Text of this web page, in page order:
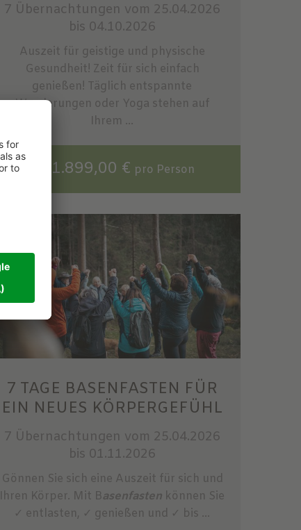
7 Übernachtungen vom 25.04.2026
bis 04.10.2026
Auszeit für geistige und physische
Gesundheit! Zeit für sich einfach
genießen! Täglich entspannte
Wanderungen oder Yoga stehen auf
Ihrem ...
ab 1.899,00 € pro Person
7 TAGE BASENFASTEN FÜR
EIN NEUES KÖRPERGEFÜHL
7 Übernachtungen vom 25.04.2026
bis 01.11.2026
Gönnen Sie sich eine Auszeit für sich und
Ihren Körper. Mit Basenfasten können Sie
✓ entlasten, ✓ genießen und ✓ bis ...